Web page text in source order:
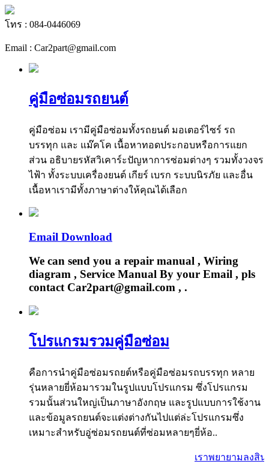
โทร : 084-0446069
Email : Car2part@gmail.com
คู่มือซ่อมรถยนต์
คู่มือซ่อม เรามีคู่มือซ่อมทั้งรถยนต์ มอเตอร์ไซร์ รถ
บรรทุก และ แม๊คโค เนื้อหาทอดประกอบหรือการแยก
ส่วน อธิบายรหัสวิเคาร์ะปัญหาการซ่อมต่างๆ รวมทั้งวงจร
ไฟ้า ทั้งระบบเครื่องยนต์ เกียร์ เบรก ระบบนิรภัย และอื่น
เนื้อหาเรามีทั้งภาษาต่างให้คุณได้เลือก
Email Download
We can send you a repair manual , Wiring
diagram , Service Manual By your Email , pls
contact Car2part@gmail.com , .
โปรแกรมรวมคู่มือซ่อม
คือการนำคู่มือซ่อมรถยต์หรือคู่มือซ่อมรถบรรทุก หลาย
รุ่นหลายยี่ห้อมารวมในรูปแบบโปรแกรม ซึ่งโปรแกรม
รวมนั้นส่วนใหญ่เป็นภาษาอังกฤษ และรูปแบบการใช้งาน
และข้อมูลรถยนต์จะแต่งต่างกันไปแต่ล่ะโปรแกรมซึ่ง
เหมาะสำหรับอู่ซ่อมรถยนต์ที่ซ่อมหลายๆยี่ห้อ..
เราพยายามลงสิน